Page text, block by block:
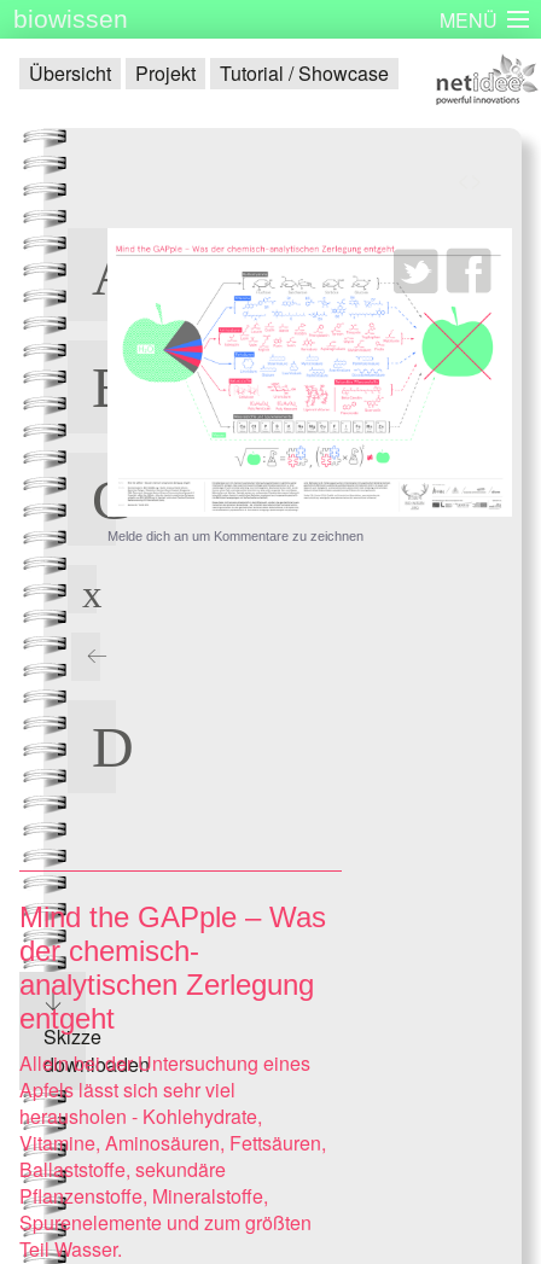
biowissen MENÜ
Startseite Skizzenbücher Plakatserie Dinge
Impressum
Übersicht Projekt Tutorial / Showcase
Skizze
downloaden
Melde dich an um Kommentare zu zeichnen
Mind the GAPple – Was
der chemisch-
analytischen Zerlegung
entgeht
Allein bei der Untersuchung eines
Apfels lässt sich sehr viel
herausholen - Kohlehydrate,
Vitamine, Aminosäuren, Fettsäuren,
Ballaststoffe, sekundäre
Pflanzenstoffe, Mineralstoffe,
Spurenelemente und zum größten
Teil Wasser.